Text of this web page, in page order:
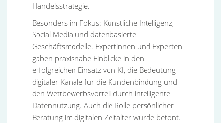
Handelsstrategie.
Besonders im Fokus: Künstliche Intelligenz,
Social Media und datenbasierte
Geschäftsmodelle. Expertinnen und Experten
gaben praxisnahe Einblicke in den
erfolgreichen Einsatz von KI, die Bedeutung
digitaler Kanäle für die Kundenbindung und
den Wettbewerbsvorteil durch intelligente
Datennutzung. Auch die Rolle persönlicher
Beratung im digitalen Zeitalter wurde betont.